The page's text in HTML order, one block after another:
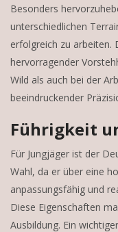
Besonders
unterschiedlichen
erfolgreich zu arbeiten.
hervorragender
Wild als auch bei der
beeindruckender
Führigkeit
Für Jungjäger ist der
Wahl, da er über eine
anpassungsfähig und
Diese Eigenschaften
Ausbildung. Ein